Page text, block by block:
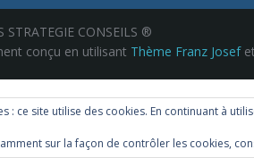
STRATEGIE CONSEILS ®
conçu en utilisant Thème Franz Josef
: ce site utilise des cookies. En continuant à
sur la façon de contrôler les cookies,